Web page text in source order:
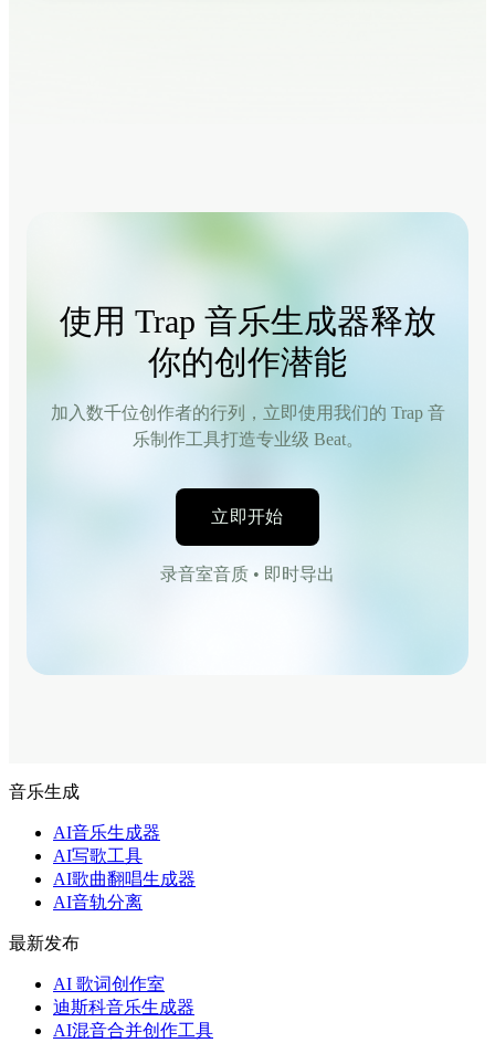
使用 Trap 音乐生成器释放
你的创作潜能
加入数千位创作者的行列，立即使用我们的 Trap 音
乐制作工具打造专业级 Beat。
立即开始
录音室音质 • 即时导出
音乐生成
AI音乐生成器
AI写歌工具
AI歌曲翻唱生成器
AI音轨分离
最新发布
AI 歌词创作室
迪斯科音乐生成器
AI混音合并创作工具